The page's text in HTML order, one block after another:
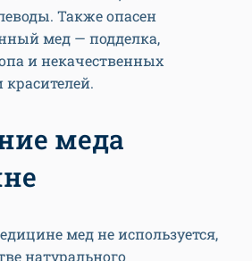
Также опасен
мед — подделка,
и некачественных
меда
мед не используется,
натурального